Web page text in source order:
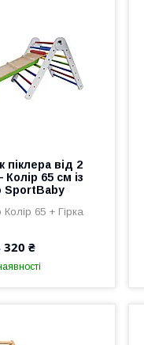
піклера від 2
Колір 65 см із
SportBaby
Колір 65 + Гірка
320 ₴